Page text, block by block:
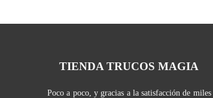
TIENDA TRUCOS MAGIA
Poco a poco, y gracias a la satisfacción de miles